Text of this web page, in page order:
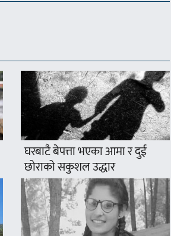
घरबाटै बेपत्ता भएका आमा र दुई
छोराको सकुशल उद्धार